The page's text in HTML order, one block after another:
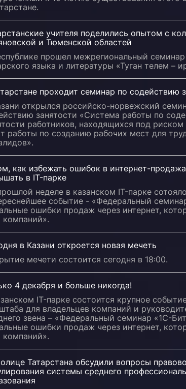
учителя поделились опытом с
и Тюменской областей
прошел межрегиональный семинар
языка и литературы «Туган телем –
проходит семинар по содействию
открылся российско-норвежский
занятости «Система работы по
работников, находящихся под риском
работы по созданию рабочих мест для
как избежать ошибок в интернет-
в IT-парке
неделе в казанском IT-парке
событие - «Федеральный
ошибки продаж через интернет,
компаний».
в Казани откроется новая мечеть
мечети состоится сегодня в 18:00.
4 декабря и больше никогда!
IT-парке состоится крупное
для владельцев компаний и
звена – «Федеральный семинар «1С-
ошибки продаж через интернет,
компаний».
Татарстана обсудили вопросы
системы среднего